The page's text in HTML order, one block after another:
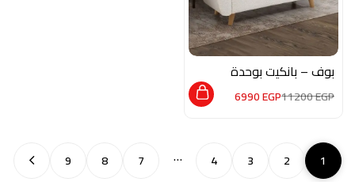
بوف – بانكيت بوحدة
تخزين DE02511200EGP
6990EGP
1
2
3
4
…
7
8
9